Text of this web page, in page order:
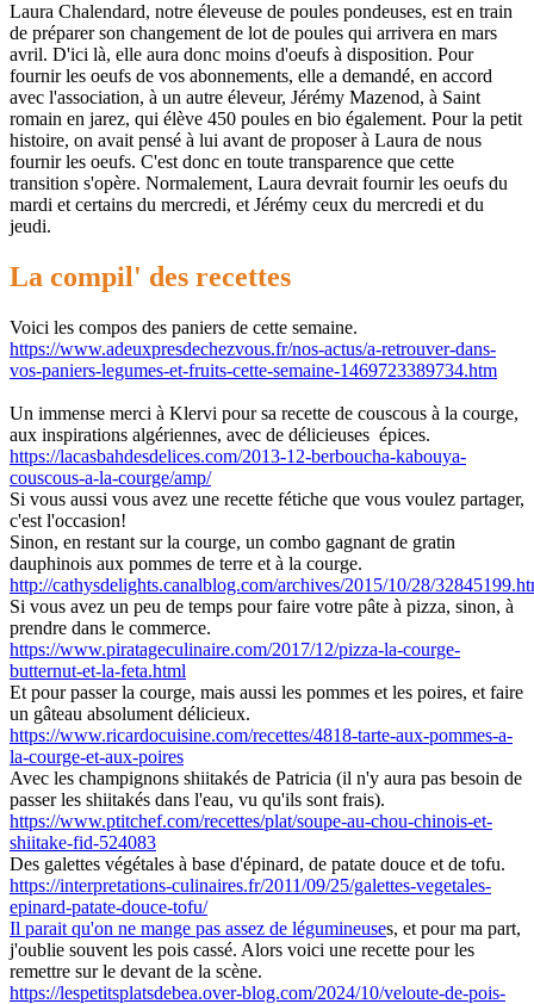
Laura Chalendard, notre éleveuse de poules pondeuses, est en train
de préparer son changement de lot de poules qui arrivera en mars
avril. D'ici là, elle aura donc moins d'oeufs à disposition. Pour
fournir les oeufs de vos abonnements, elle a demandé, en accord
avec l'association, à un autre éleveur, Jérémy Mazenod, à Saint
romain en jarez, qui élève 450 poules en bio également. Pour la petit
histoire, on avait pensé à lui avant de proposer à Laura de nous
fournir les oeufs. C'est donc en toute transparence que cette
transition s'opère. Normalement, Laura devrait fournir les oeufs du
mardi et certains du mercredi, et Jérémy ceux du mercredi et du
jeudi.
La compil' des recettes
Voici les compos des paniers de cette semaine.
https://www.adeuxpresdechezvous.fr/nos-actus/a-retrouver-dans-
vos-paniers-legumes-et-fruits-cette-semaine-1469723389734.htm
Un immense merci à Klervi pour sa recette de couscous à la courge,
aux inspirations algériennes, avec de délicieuses épices.
https://lacasbahdesdelices.com/2013-12-berboucha-kabouya-
couscous-a-la-courge/amp/
Si vous aussi vous avez une recette fétiche que vous voulez partager,
c'est l'occasion!
Sinon, en restant sur la courge, un combo gagnant de gratin
dauphinois aux pommes de terre et à la courge.
http://cathysdelights.canalblog.com/archives/2015/10/28/
Si vous avez un peu de temps pour faire votre pâte à pizza, sinon, à
prendre dans le commerce.
https://www.piratageculinaire.com/2017/12/pizza-la-courge-
butternut-et-la-feta.html
Et pour passer la courge, mais aussi les pommes et les poires, et faire
un gâteau absolument délicieux.
https://www.ricardocuisine.com/recettes/4818-tarte-aux-pommes-a-
la-courge-et-aux-poires
Avec les champignons shiitakés de Patricia (il n'y aura pas besoin de
passer les shiitakés dans l'eau, vu qu'ils sont frais).
https://www.ptitchef.com/recettes/plat/soupe-au-chou-chinois-et-
shiitake-fid-524083
Des galettes végétales à base d'épinard, de patate douce et de tofu.
https://interpretations-culinaires.fr/2011/09/25/galettes-vegetales-
epinard-patate-douce-tofu/
Il parait qu'on ne mange pas assez de légumineuses, et pour ma part,
j'oublie souvent les pois cassé. Alors voici une recette pour les
remettre sur le devant de la scène.
https://lespetitsplatsdebea.over-blog.com/2024/10/veloute-de-pois-